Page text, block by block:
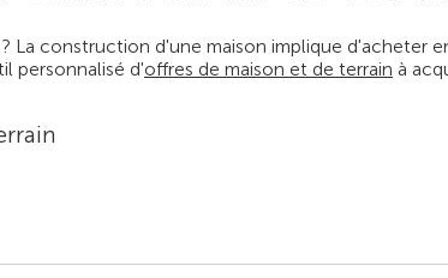
La construction d'une maison implique d'acheter
personnalisé d'offres de maison et de terrain à